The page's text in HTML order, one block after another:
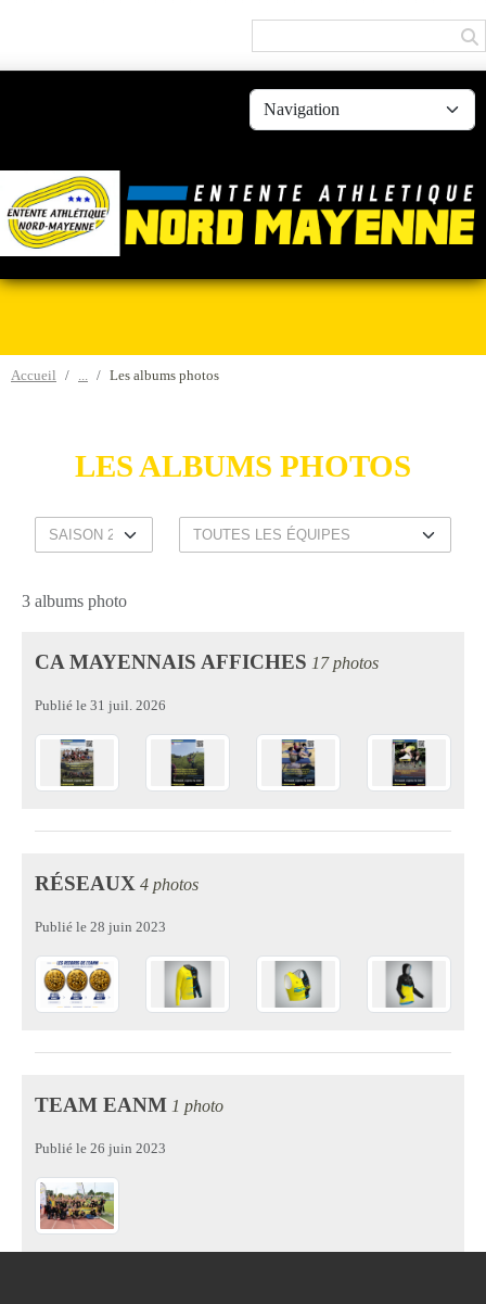
Accueil Les albums photos
LES ALBUMS PHOTOS
3 albums photo
CA MAYENNAIS AFFICHES 17 photos
Publié le 31 juil. 2026
RÉSEAUX 4 photos
Publié le 28 juin 2023
TEAM EANM 1 photo
Publié le 26 juin 2023